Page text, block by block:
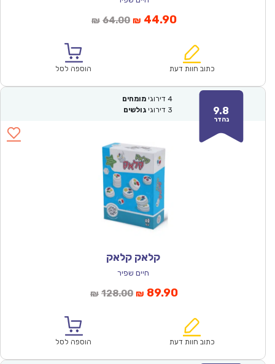
₪ 64.00המחיר
₪64.00.
₪ 44.90המחיר
הוא:
כתוב חוות דעת הוספה לסל
9.8
נהדר
4 דירוגי מומחים
3 דירוגי גולשים
קלאק קלאק
חיים שפיר
₪ 128.00המחיר
₪128.00.
₪ 89.90המחיר
הוא:
כתוב חוות דעת הוספה לסל